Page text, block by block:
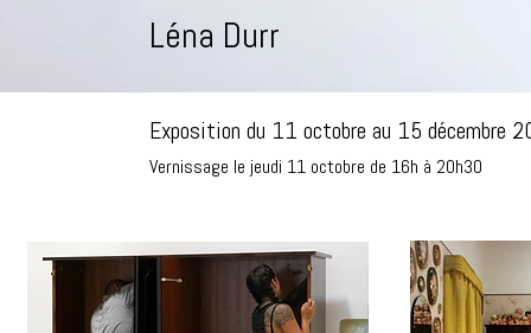
Léna Durr
Exposition du 11 octobre au 15 décembre
Vernissage le jeudi 11 octobre de 16h à 20h30